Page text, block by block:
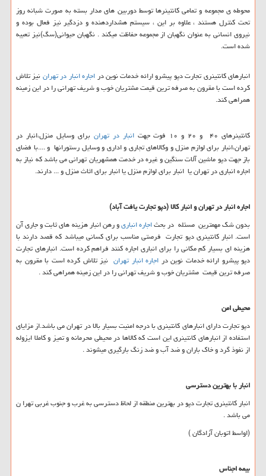
محوطه ی مجموعه و تمامی کانتینرها توسط دوربین های مدار بسته به صورت شبانه روز
تحت کنترل هستند ، علاوه بر این ، سیستم هشداردهنده و دزدگیر نیز فعال بوده و
نیروی انسانی به عنوان نگهبان از مجموعه حفاظت میکند . نگهبان حیوانی(سگ)نیز تعبیه
شده است.
انبارهای کانتینری تجارت دپو پیشرو ارائه خدمات نوین دراجاره انبار در تهراننیز تلاش
كرده است با مقرون به صرفه ترین قیمت مشتریان خوب و شریف تهرانی را در این زمینه
همراهی كند.
کانتینرهای ۴۰ و ۲۰ و ۱۰ فوت جهت انبار در تهران برای وسایل منزل،انبار در
تهران،انبار برای لوازم منزل و وکالاهای تجاری و اداری و وسایل رستورانها و ....با فضای
باز جهت دپو ماشین آلات سنگین و غیره در خدمت همشهریان تهرانی می باشد که نیاز به
اجاره انباری در تهران یا انبار برای لوازم منزل یا انبار برای اثاث منزل و ... دارند.
اجاره انبار در تهران و انبار کالا (دپو تجارت یافت آباد)
بدون شک مهمترین مسئله در بحثاجاره انباریو رهن انبار هزینه های ثابت و جاری آن
است. انبار کانتینری دپو تجارت فرصتی مناسب برای کسانی میباشد که قصد دارند با
هزینه ای بسیار کم مکانی را برای انباری اجاره کنند فراهم کرده است. انبارهای تجارت
دپو پیشرو ارائه خدمات نوین در اجاره انبار تهران نیز تلاش کرده است با مقرون به
صرفه ترین قیمت مشتریان خوب و شریف تهرانی را در این زمینه همراهی کند .
محیطی امن
دپو تجارت دارای انبارهای کانتینری با درجه امنیت بسیار بالا در تهران می باشد.از مزایای
استفاده از انبارهای کانتینری این است که کالاها در محیطی محرمانه و تمیز و کاملا ایزوله
از نفوذ گرد و خاک باران و ضد آب و ضد زنگ بارگیری میشوند .
انبار با بهترین دسترسی
انبار کانتینری تجارت دپو در بهترین منطقه از لحاظ دسترسی به غرب و جنوب غربی تهرا ن
می باشد .
(اواسط اتوبان آزادگان )
بیمه اجناس